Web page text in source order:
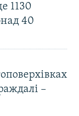
1130
40
–